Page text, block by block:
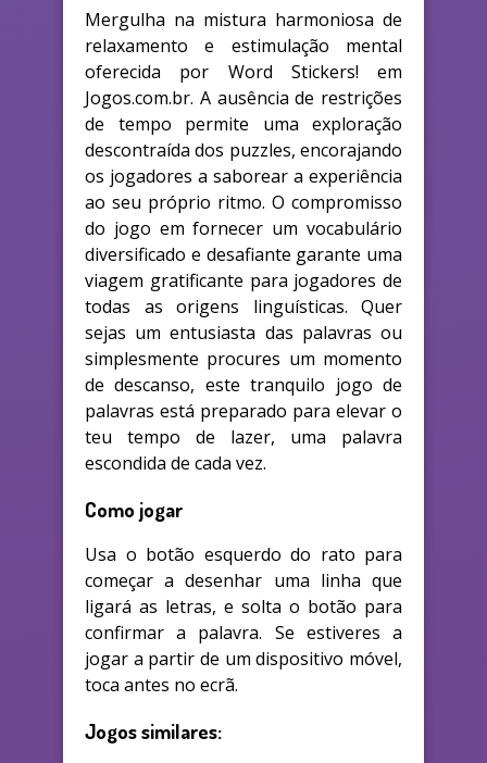
Mergulha na mistura harmoniosa de
relaxamento e estimulação mental
oferecida por Word Stickers! em
Jogos.com.br. A ausência de restrições
de tempo permite uma exploração
descontraída dos puzzles, encorajando
os jogadores a saborear a experiência
ao seu próprio ritmo. O compromisso
do jogo em fornecer um vocabulário
diversificado e desafiante garante uma
viagem gratificante para jogadores de
todas as origens linguísticas. Quer
sejas um entusiasta das palavras ou
simplesmente procures um momento
de descanso, este tranquilo jogo de
palavras está preparado para elevar o
teu tempo de lazer, uma palavra
escondida de cada vez.
Como jogar
Usa o botão esquerdo do rato para
começar a desenhar uma linha que
ligará as letras, e solta o botão para
confirmar a palavra. Se estiveres a
jogar a partir de um dispositivo móvel,
toca antes no ecrã.
Jogos similares: